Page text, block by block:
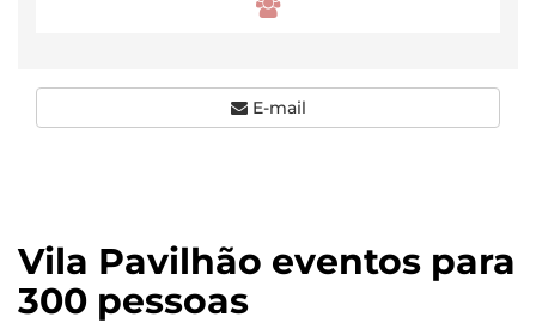
Vila Pavilhão eventos para
300 pessoas
E-mail